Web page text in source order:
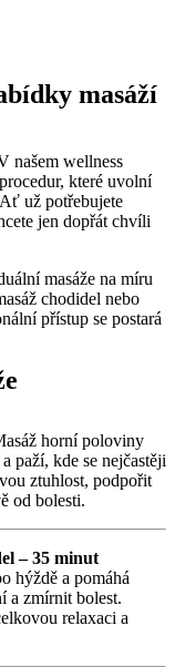
masáží
našem wellness
které uvolní
už potřebujete
jen dopřát chvíli
masáže na míru
chodidel nebo
přístup se postará
horní poloviny
paží, kde se nejčastěji
ztuhlost, podpořit
od bolesti.
– 35 minut
hýždě a pomáhá
a zmírnit bolest.
relaxaci a